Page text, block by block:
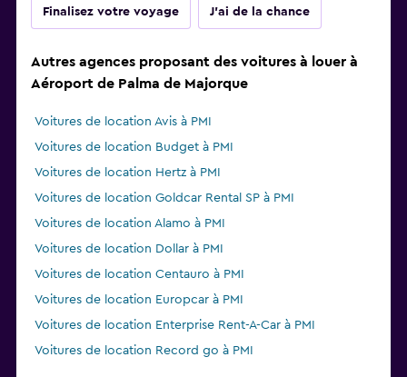
Finalisez votre voyage J'ai de la chance
Autres agences proposant des voitures à louer à
Aéroport de Palma de Majorque
Voitures de location Avis à PMI
Voitures de location Budget à PMI
Voitures de location Hertz à PMI
Voitures de location Goldcar Rental SP à PMI
Voitures de location Alamo à PMI
Voitures de location Dollar à PMI
Voitures de location Centauro à PMI
Voitures de location Europcar à PMI
Voitures de location Enterprise Rent-A-Car à PMI
Voitures de location Record go à PMI